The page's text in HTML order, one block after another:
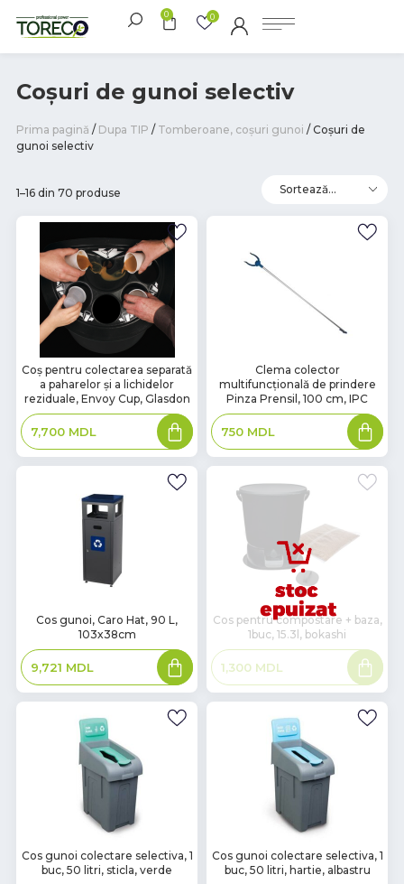
0 0
Coșuri de gunoi selectiv
Prima pagină / Dupa TIP / Tomberoane, coșuri gunoi / Coșuri de
gunoi selectiv
1–16 din 70 produse
В
наличии
Coș pentru colectarea separată
a paharelor și a lichidelor
reziduale, Envoy Cup, Glasdon
7,700 MDL
Adaugă
în
coș
наличии
Clema colector
multifuncțională de prindere
Pinza Prensil, 100 cm, IPC
750 MDL
Adaugă
în
coș
Cos gunoi, Caro Hat, 90 L,
103x38cm
9,721 MDL
Adaugă
în
coș
Cos pentru compostare + baza,
1buc, 15.3l, bokashi
1,300 MDL
Citește
mai
mult
В
наличии
Cos gunoi colectare selectiva, 1
buc, 50 litri, sticla, verde
В
наличии
Cos gunoi colectare selectiva, 1
buc, 50 litri, hartie, albastru